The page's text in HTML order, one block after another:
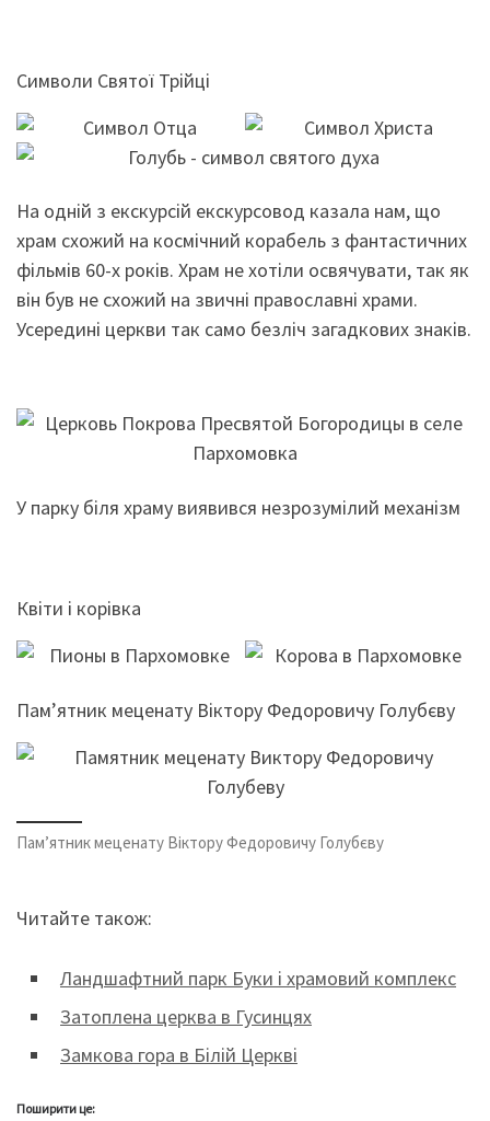
Символи Святої Трійці
На одній з екскурсій екскурсовод казала нам, що
храм схожий на космічний корабель з фантастичних
фільмів 60-х років. Храм не хотіли освячувати, так як
він був не схожий на звичні православні храми.
Усередині церкви так само безліч загадкових знаків.
У парку біля храму виявився незрозумілий механізм
Квіти і корівка
Пам’ятник меценату Віктору Федоровичу Голубєву
Пам’ятник меценату Віктору Федоровичу Голубєву
Читайте також:
Ландшафтний парк Буки і храмовий комплекс
Затоплена церква в Гусинцях
Замкова гора в Білій Церкві
Поширити це: